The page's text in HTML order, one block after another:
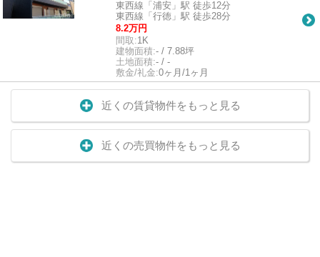
東西線「浦安」駅 徒歩12分
東西線「行徳」駅 徒歩28分
8.2万円
間取:1K
建物面積:- / 7.88坪
土地面積:- / -
敷金/礼金:0ヶ月/1ヶ月
近くの賃貸物件をもっと見る
近くの売買物件をもっと見る